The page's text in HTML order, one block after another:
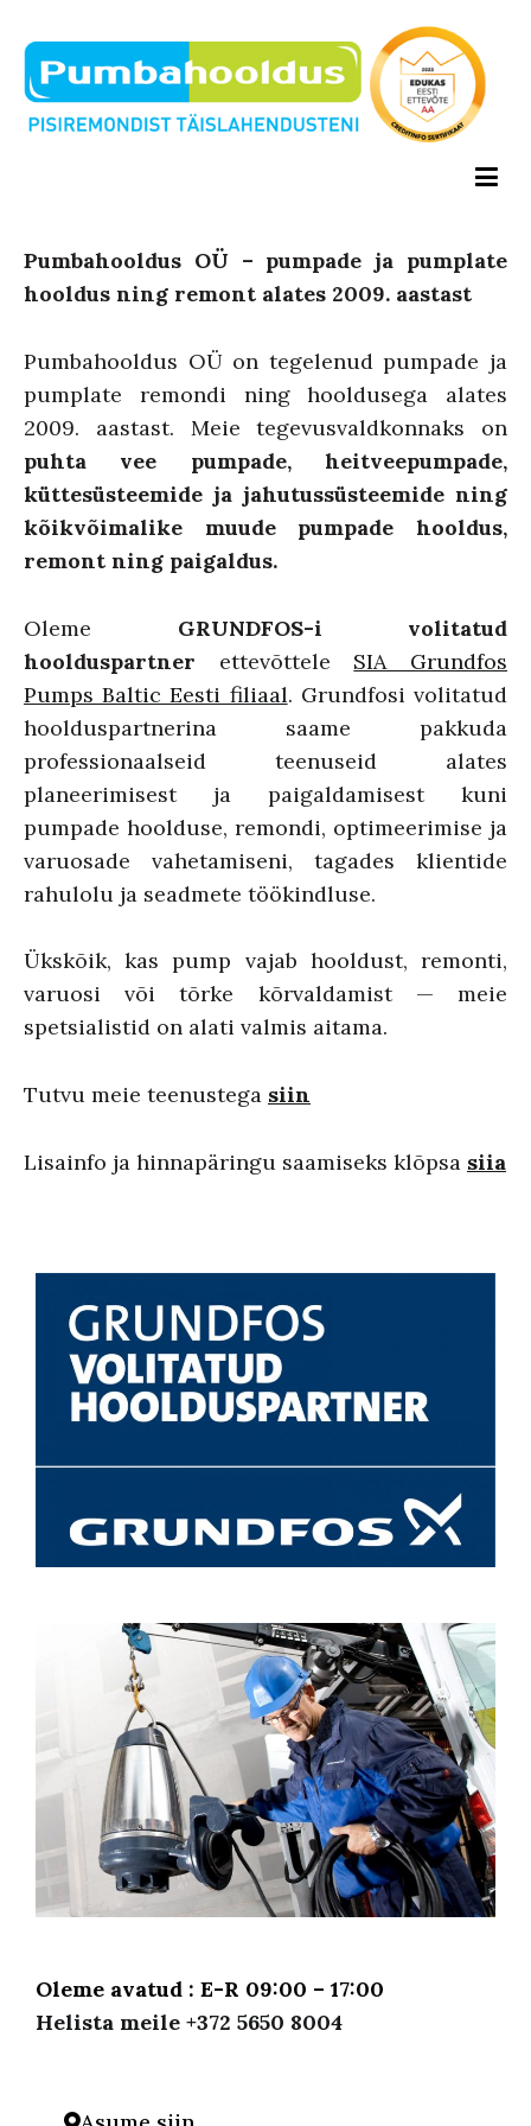
Pumbahooldus OÜ – pumpade ja pumplate
hooldus ning remont alates 2009. aastast
Pumbahooldus OÜ on tegelenud pumpade ja
pumplate remondi ning hooldusega alates
2009. aastast. Meie tegevusvaldkonnaks on
puhta vee pumpade, heitveepumpade,
küttesüsteemide ja jahutussüsteemide ning
kõikvõimalike muude pumpade hooldus,
remont ning paigaldus.
Oleme GRUNDFOS-i volitatud
hoolduspartner ettevõttele SIA Grundfos
Pumps Baltic Eesti filiaal. Grundfosi volitatud
hoolduspartnerina saame pakkuda
professionaalseid teenuseid alates
planeerimisest ja paigaldamisest kuni
pumpade hoolduse, remondi, optimeerimise ja
varuosade vahetamiseni, tagades klientide
rahulolu ja seadmete töökindluse.
Ükskõik, kas pump vajab hooldust, remonti,
varuosi või tõrke kõrvaldamist — meie
spetsialistid on alati valmis aitama.
Tutvu meie teenustega siin
Lisainfo ja hinnapäringu saamiseks klõpsa siia
Oleme avatud : E-R 09:00 – 17:00
Helista meile +372 5650 8004